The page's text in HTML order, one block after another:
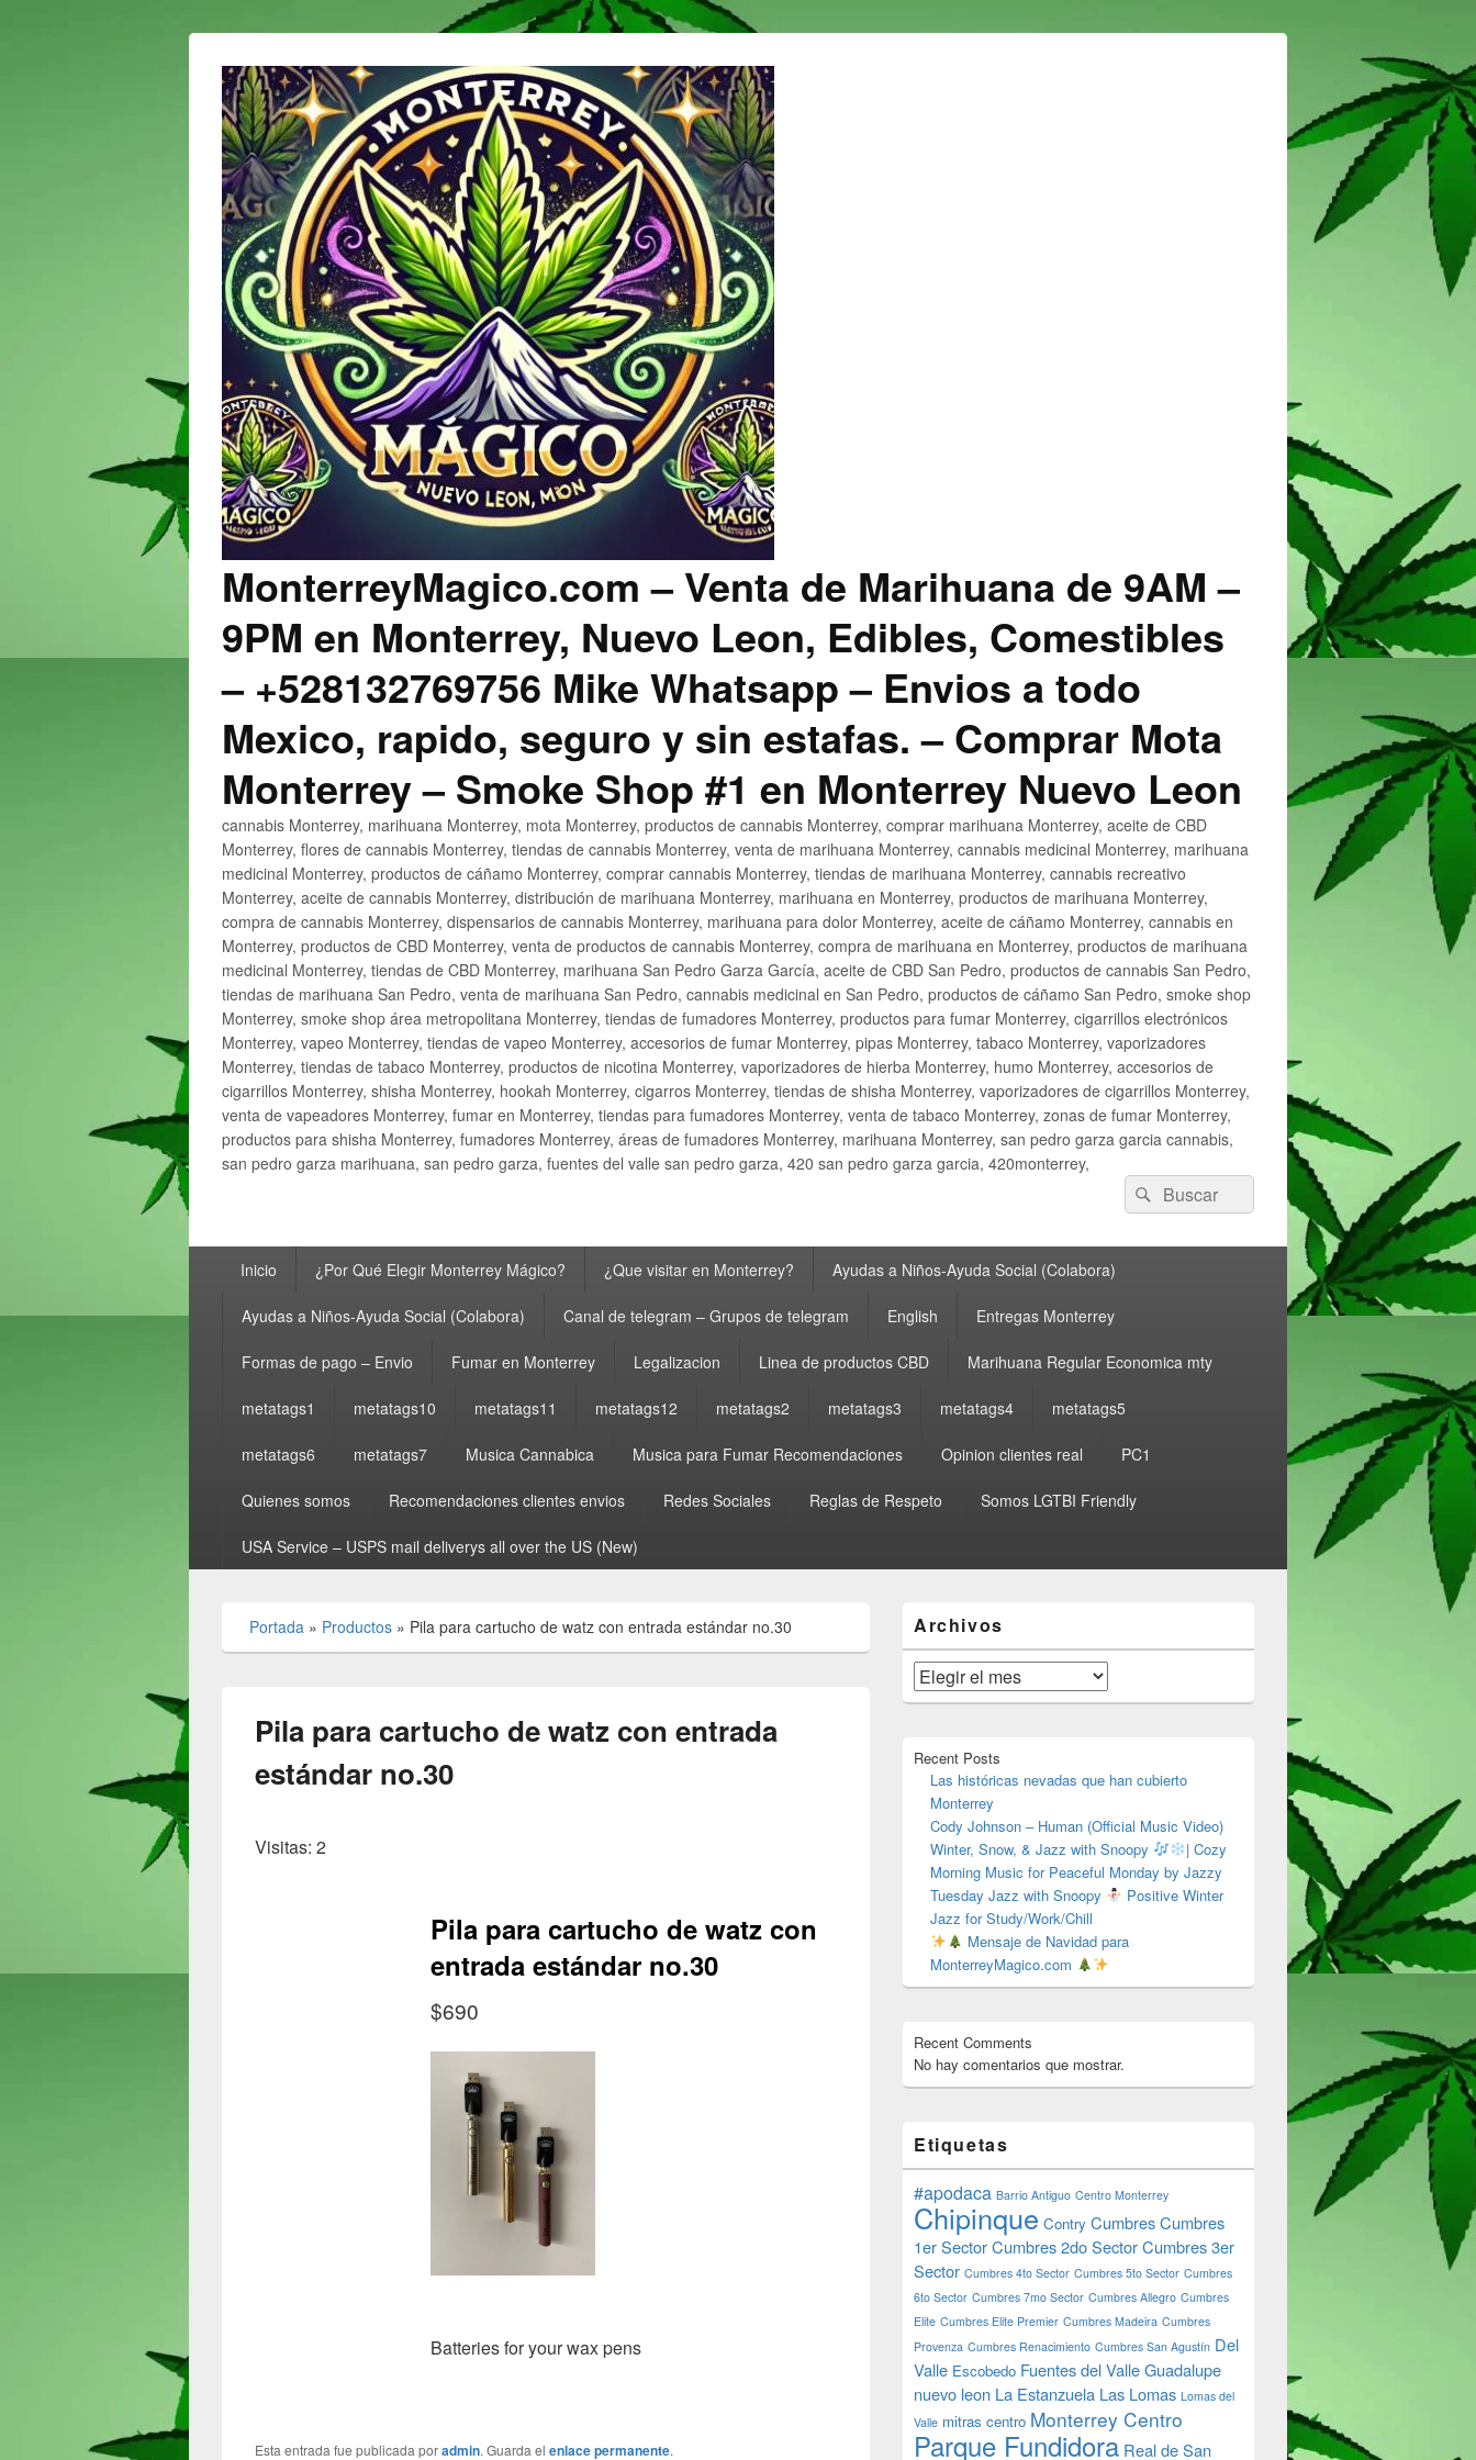
MonterreyMagico.com – Venta de Marihuana de 9AM –
9PM en Monterrey, Nuevo Leon, Edibles, Comestibles
– +528132769756 Mike Whatsapp – Envios a todo
Mexico, rapido, seguro y sin estafas. – Comprar Mota
Monterrey – Smoke Shop #1 en Monterrey Nuevo Leon
cannabis Monterrey, marihuana Monterrey, mota Monterrey, productos de cannabis Monterrey, comprar marihuana Monterrey, aceite de CBD
Monterrey, flores de cannabis Monterrey, tiendas de cannabis Monterrey, venta de marihuana Monterrey, cannabis medicinal Monterrey, marihuana
medicinal Monterrey, productos de cáñamo Monterrey, comprar cannabis Monterrey, tiendas de marihuana Monterrey, cannabis recreativo
Monterrey, aceite de cannabis Monterrey, distribución de marihuana Monterrey, marihuana en Monterrey, productos de marihuana Monterrey,
compra de cannabis Monterrey, dispensarios de cannabis Monterrey, marihuana para dolor Monterrey, aceite de cáñamo Monterrey, cannabis en
Monterrey, productos de CBD Monterrey, venta de productos de cannabis Monterrey, compra de marihuana en Monterrey, productos de marihuana
medicinal Monterrey, tiendas de CBD Monterrey, marihuana San Pedro Garza García, aceite de CBD San Pedro, productos de cannabis San Pedro,
tiendas de marihuana San Pedro, venta de marihuana San Pedro, cannabis medicinal en San Pedro, productos de cáñamo San Pedro, smoke shop
Monterrey, smoke shop área metropolitana Monterrey, tiendas de fumadores Monterrey, productos para fumar Monterrey, cigarrillos electrónicos
Monterrey, vapeo Monterrey, tiendas de vapeo Monterrey, accesorios de fumar Monterrey, pipas Monterrey, tabaco Monterrey, vaporizadores
Monterrey, tiendas de tabaco Monterrey, productos de nicotina Monterrey, vaporizadores de hierba Monterrey, humo Monterrey, accesorios de
cigarrillos Monterrey, shisha Monterrey, hookah Monterrey, cigarros Monterrey, tiendas de shisha Monterrey, vaporizadores de cigarrillos Monterrey,
venta de vapeadores Monterrey, fumar en Monterrey, tiendas para fumadores Monterrey, venta de tabaco Monterrey, zonas de fumar Monterrey,
productos para shisha Monterrey, fumadores Monterrey, áreas de fumadores Monterrey, marihuana Monterrey, san pedro garza garcia cannabis,
san pedro garza marihuana, san pedro garza, fuentes del valle san pedro garza, 420 san pedro garza garcia, 420monterrey,
Buscar
por:
Buscar
principalInicio ¿Por Qué Elegir Monterrey Mágico? ¿Que visitar en Monterrey? Ayudas a Niños-Ayuda Social (Colabora)
Ayudas a Niños-Ayuda Social (Colabora) Canal de telegram – Grupos de telegram English Entregas Monterrey
Formas de pago – Envio Fumar en Monterrey Legalizacion Linea de productos CBD Marihuana Regular Economica mty
metatags1 metatags10 metatags11 metatags12 metatags2 metatags3 metatags4 metatags5
metatags6 metatags7 Musica Cannabica Musica para Fumar Recomendaciones Opinion clientes real PC1
Quienes somos Recomendaciones clientes envios Redes Sociales Reglas de Respeto Somos LGTBI Friendly
USA Service – USPS mail deliverys all over the US (New)
Portada » Productos » Pila para cartucho de watz con entrada estándar no.30
Pila para cartucho de watz con entrada
estándar no.30
Visitas: 2
Pila para cartucho de watz con
entrada estándar no.30
$690
Batteries for your wax pens
Esta entrada fue publicada poradmin. Guarda el enlace permanente.
área
de
widget
barra
lateral
Archivos
Archivos
Recent Posts
Las históricas nevadas que han cubierto
Monterrey
Cody Johnson – Human (Official Music Video)
Winter, Snow, & Jazz with Snoopy
| Cozy
Morning Music for Peaceful Monday by Jazzy
Tuesday Jazz with Snoopy
Positive Winter
Jazz for Study/Work/Chill
Mensaje de Navidad para
MonterreyMagico.com
Recent Comments
No hay comentarios que mostrar.
Etiquetas
#apodaca Barrio Antiguo Centro Monterrey
Chipinque Contry CumbresCumbres
1er SectorCumbres 2do SectorCumbres 3er
Sector Cumbres 4to Sector Cumbres 5to Sector Cumbres
6to Sector Cumbres 7mo Sector Cumbres Allegro Cumbres
Elite Cumbres Elite Premier Cumbres Madeira Cumbres
Provenza Cumbres Renacimiento Cumbres San Agustín Del
Valle Escobedo Fuentes del ValleGuadalupe
nuevo leon La Estanzuela Las Lomas Lomas del
Valle mitras centro Monterrey Centro
Parque Fundidora Real de San